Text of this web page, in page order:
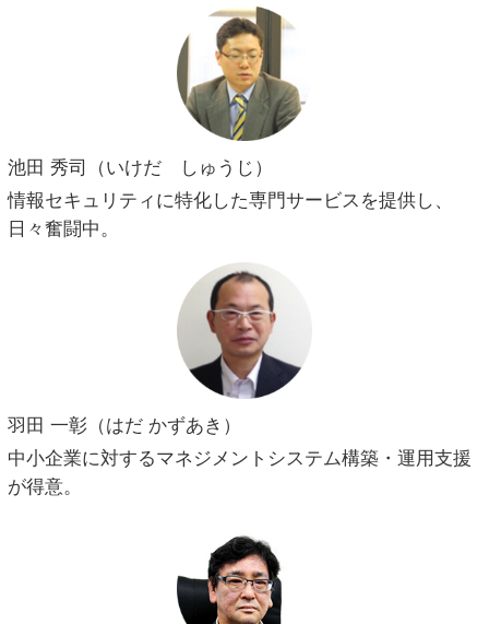
池田 秀司（いけだ しゅうじ）
情報セキュリティに特化した専門サービスを提供し、
日々奮闘中。
羽田 一彰（はだ かずあき）
中小企業に対するマネジメントシステム構築・運用支援
が得意。